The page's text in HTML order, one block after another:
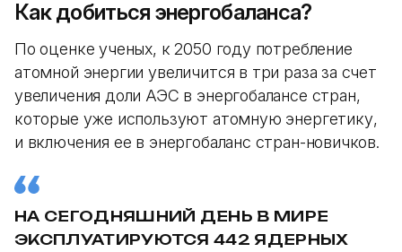
Как добиться энергобаланса?
По оценке ученых, к 2050 году потребление
атомной энергии увеличится в три раза за счет
увеличения доли АЭС в энергобалансе стран,
которые уже используют атомную энергетику,
и включения ее в энергобаланс стран-новичков.
НА СЕГОДНЯШНИЙ ДЕНЬ В МИРЕ
ЭКСПЛУАТИРУЮТСЯ 442 ЯДЕРНЫХ